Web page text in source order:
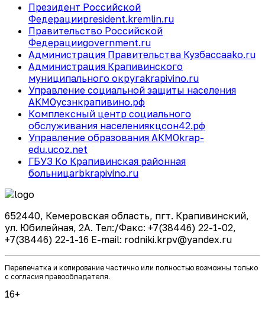
Президент Российской
Федерацииpresident.kremlin.ru
Правительство Российской
Федерацииgovernment.ru
Администрация Правительства Кузбассаako.ru
Администрация Крапивинского
муниципального округаkrapivino.ru
Управление социальной защиты населения
АКМОусзнкрапивино.рф
Комплексный центр социального
обслуживания населениякцсон42.рф
Управление образования АКМОkrap-
edu.ucoz.net
ГБУЗ Ко Крапивинская районная
больницаrbkrapivino.ru
652440, Кемеровская область, пгт. Крапивинский,
ул. Юбилейная, 2А. Тел:/Факс: +7(38446) 22-1-02,
+7(38446) 22-1-16 E-mail: rodniki.krpv@yandex.ru
Перепечатка и копирование частично или полностью возможны только
с согласия правообладателя.
16+